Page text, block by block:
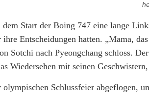
dem Start der Boing 747 eine lange
Entscheidungen hatten. „Mama,
Sotchi nach Pyeongchang schloss.
Wiedersehen mit seinen
Schlussfeier abgeflogen,